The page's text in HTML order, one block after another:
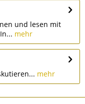
und lesen mit
mehr
mehr